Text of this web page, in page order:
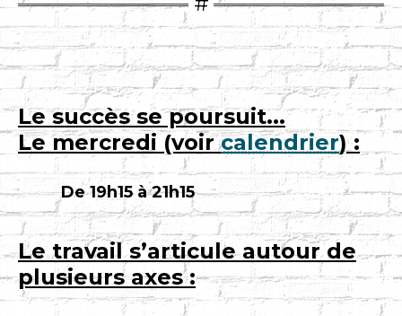
Le succès se poursuit...
Le mercredi (voircalendrier) :
De 19h15 à 21h15
Le travail s’articule autour de
plusieurs axes :